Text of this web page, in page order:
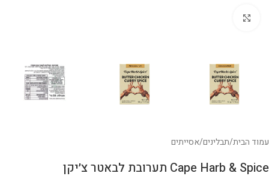
עמוד הבית/תבלינים/אסייתים
Cape Harb & Spice תערובת לבאטר צ׳יקן